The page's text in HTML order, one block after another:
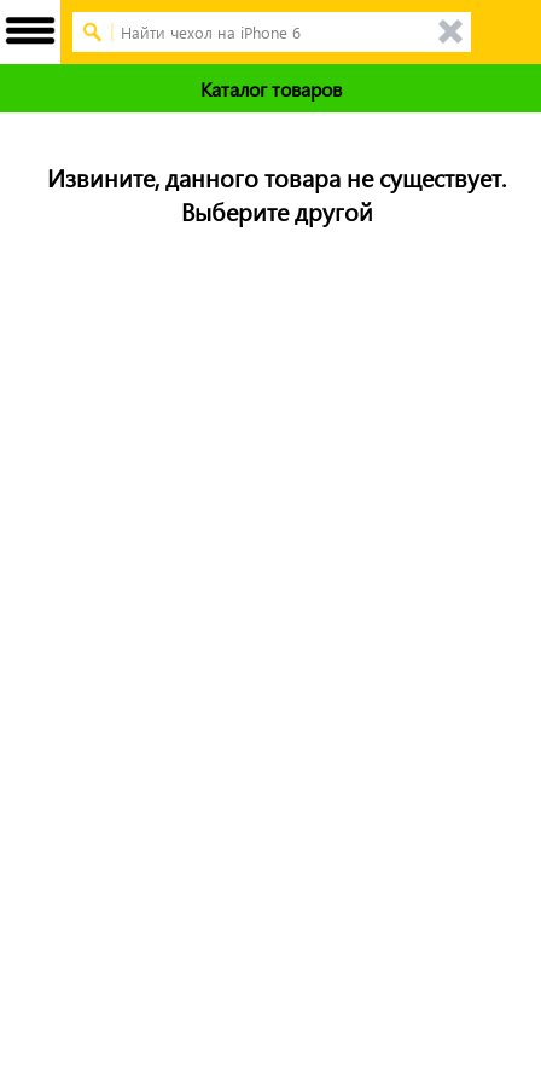
Каталог товаров
Извините, данного товара не существует.
Выберите другой